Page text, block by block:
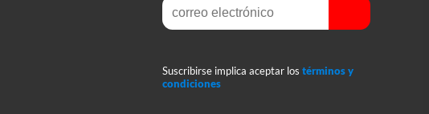
Suscribirse implica aceptar los términos y
condiciones